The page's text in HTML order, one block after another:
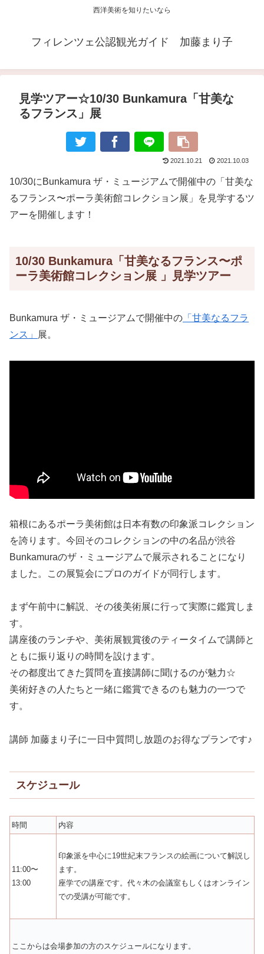
西洋美術を知りたいなら
フィレンツェ公認観光ガイド 加藤まり子
見学ツアー☆10/30 Bunkamura「甘美な
るフランス」展
2021.10.21 2021.10.03
10/30にBunkamura ザ・ミュージアムで開催中の「甘美な
るフランス〜ポーラ美術館コレクション展」を見学するツ
アーを開催します！
10/30 Bunkamura「甘美なるフランス〜ポ
ーラ美術館コレクション展 」見学ツアー
Bunkamura ザ・ミュージアムで開催中の 「甘美なるフラ
ンス」
展。
箱根にあるポーラ美術館は日本有数の印象派コレクション
を誇ります。今回そのコレクションの中の名品が渋谷
Bunkamuraのザ・ミュージアムで展示されることになり
ました。この展覧会にプロのガイドが同行します。
まず午前中に解説、その後美術展に行って実際に鑑賞しま
す。
講座後のランチや、美術展観賞後のティータイムで講師と
ともに振り返りの時間を設けます。
その都度出てきた質問を直接講師に聞けるのが魅力☆
美術好きの人たちと一緒に鑑賞できるのも魅力の一つで
す。
講師 加藤まり子に一日中質問し放題のお得なプランです♪
スケジュール
時間 内容
11:00〜
13:00
印象派を中心に19世紀末フランスの絵画について解説し
ます。
座学での講座です。代々木の会議室もしくはオンライン
での受講が可能です。
ここからは会場参加の方のスケジュールになります。